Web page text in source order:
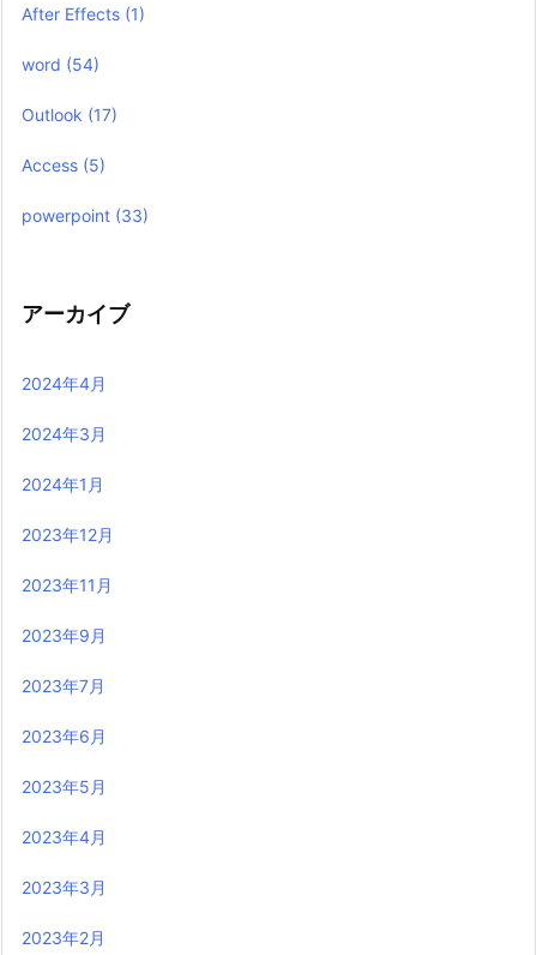
After Effects (1)
word (54)
Outlook (17)
Access (5)
powerpoint (33)
アーカイブ
2024年4月
2024年3月
2024年1月
2023年12月
2023年11月
2023年9月
2023年7月
2023年6月
2023年5月
2023年4月
2023年3月
2023年2月